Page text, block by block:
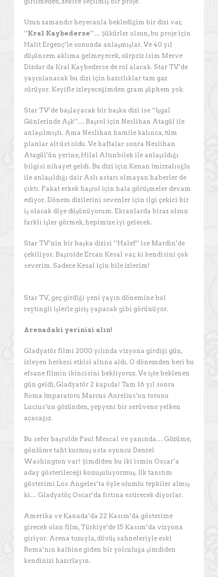
Uzun zamandır heyecanla beklediğim bir dizi var,
‘’Kral Kaybederse’’… Şükürler olsun, bu proje için
Halit Ergenç’le sonunda anlaşmışlar. Ve 40 yıl
düşünsem aklıma gelmeyecek, sürpriz isim Merve
Dizdar da Kral Kaybederse de rol alacak. Star TV’de
yayınlanacak bu dizi için hazırlıklar tam gaz
sürüyor. Keyifle izleyeceğimden gram şüphem yok.
Star TV’de başlayacak bir başka dizi ise ‘’İşgal
Günlerinde Aşk’’… Başrol için Neslihan Atagül ile
anlaşılmıştı. Ama Neslihan hamile kalınca, tüm
planlar alt üst oldu. Ve haftalar sonra Neslihan
Atagül’ün yerine, Hilal Altınbilek ile anlaşıldığı
bilgisi nihayet geldi. Bu dizi için Kenan İmirzalıoğlu
ile anlaşıldığı dair Aslı astarı olmayan haberler de
çıktı. Fakat erkek başrol için hala görüşmeler devam
ediyor. Dönem dizilerini sevenler için ilgi çekici bir
iş olacak diye düşünüyorum. Ekranlarda biraz olsun
farklı işler görmek, hepimize iyi gelecek.
Star TV’nin bir başka dizisi ‘’Halef’’ ise Mardin’de
çekiliyor. Başrolde Ercan Kesal var, ki kendisini çok
severim. Sadece Kesal için bile izlerim!
Star TV, geç girdiği yeni yayın dönemine bol
reytingli işlerle giriş yapacak gibi görünüyor.
Arenadaki yerinizi alın!
Gladyatör filmi 2000 yılında vizyona girdiği gün,
izleyen herkesi etkisi altına aldı. O dönemden beri bu
efsane filmin ikincisini bekliyoruz. Ve işte beklenen
gün geldi, Gladyatör 2 kapıda! Tam 16 yıl sonra
Roma İmparatoru Marcus Aurelius’un torunu
Lucius’un gözünden, yepyeni bir serüvene yelken
açacağız.
Bu sefer başrolde Paul Mescal ve yanında… Gözüme,
gönlüme taht kurmuş usta oyuncu Denzel
Washington var! Şimdiden bu iki ismin Oscar’a
aday gösterileceği konuşuluyormuş. İlk tanıtım
gösterimi Los Angeles’ta öyle olumlu tepkiler almış
ki… Gladyatör, Oscar’da fırtına estirecek diyorlar.
Amerika ve Kanada’da 22 Kasım’da gösterime
girecek olan film, Türkiye’de 15 Kasım’da vizyona
giriyor. Arena tozuyla, dövüş sahneleriyle eski
Roma’nın kalbine giden bir yolculuğa şimdiden
kendinizi hazırlayın.